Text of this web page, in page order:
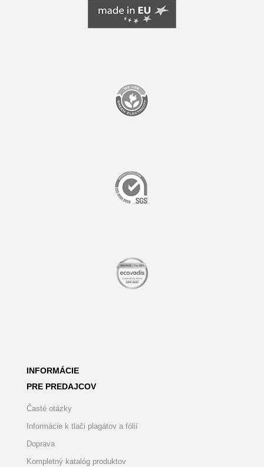
INFORMÁCIE
PRE PREDAJCOV
Časté otázky
Informácie k tlači plagátov a fólií
Doprava
Kompletný katalóg produktov